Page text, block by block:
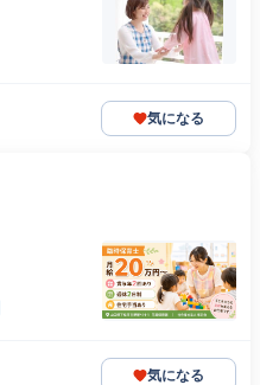
気になる
気になる